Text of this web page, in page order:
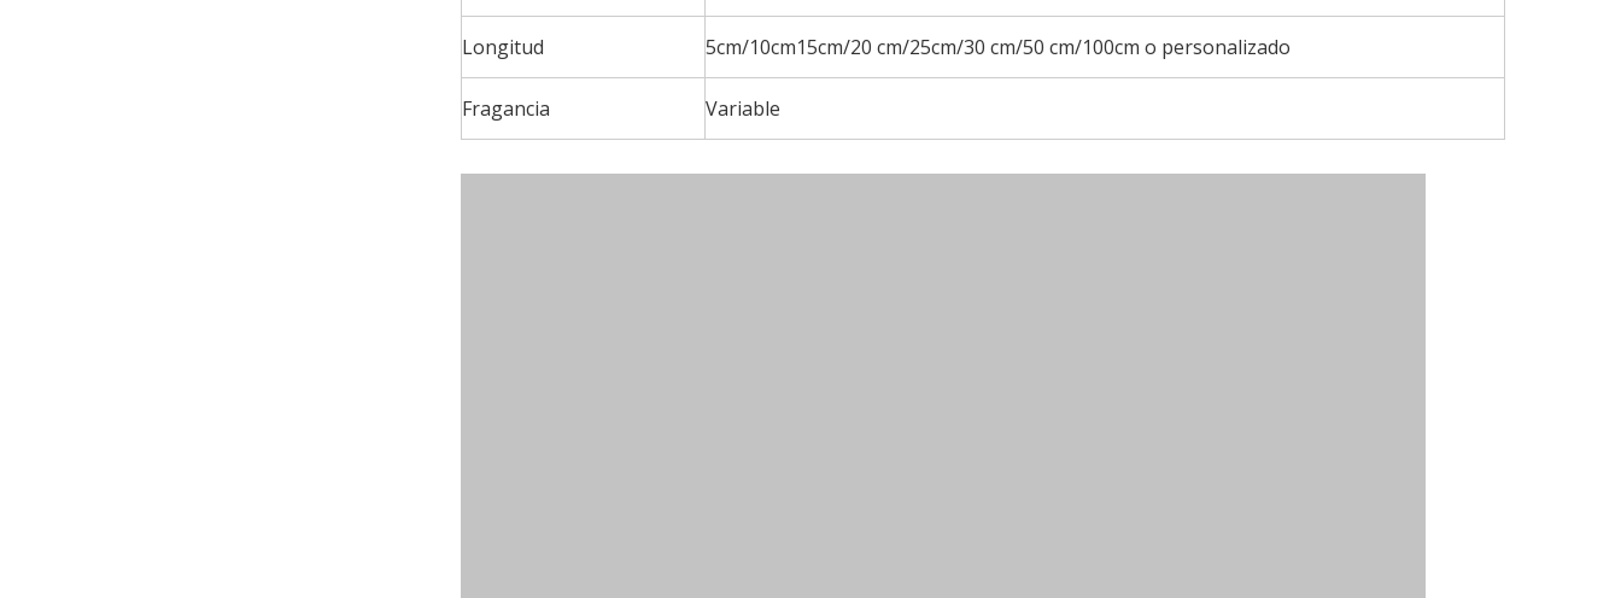
Longitud 5cm/10cm15cm/20 cm/25cm/30 cm/50 cm/100cm o personalizado
Fragancia Variable